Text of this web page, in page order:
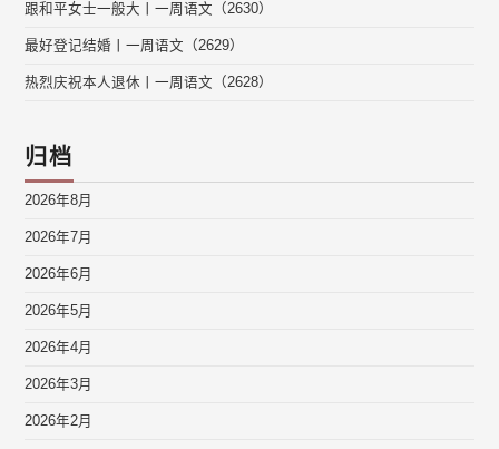
跟和平女士一般大丨一周语文（2630）
最好登记结婚丨一周语文（2629）
热烈庆祝本人退休丨一周语文（2628）
归档
2026年8月
2026年7月
2026年6月
2026年5月
2026年4月
2026年3月
2026年2月